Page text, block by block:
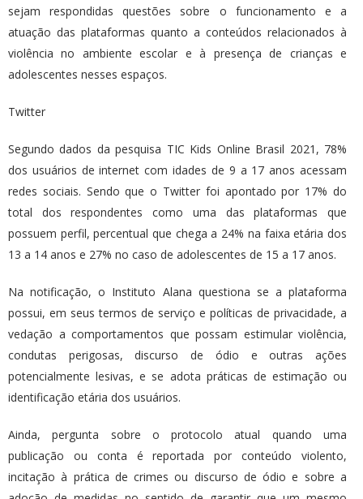
sejam respondidas questões sobre o funcionamento e a
atuação das plataformas quanto a conteúdos relacionados à
violência no ambiente escolar e à presença de crianças e
adolescentes nesses espaços.
Twitter
Segundo dados da pesquisa TIC Kids Online Brasil 2021, 78%
dos usuários de internet com idades de 9 a 17 anos acessam
redes sociais. Sendo que o Twitter foi apontado por 17% do
total dos respondentes como uma das plataformas que
possuem perfil, percentual que chega a 24% na faixa etária dos
13 a 14 anos e 27% no caso de adolescentes de 15 a 17 anos.
Na notificação, o Instituto Alana questiona se a plataforma
possui, em seus termos de serviço e políticas de privacidade, a
vedação a comportamentos que possam estimular violência,
condutas perigosas, discurso de ódio e outras ações
potencialmente lesivas, e se adota práticas de estimação ou
identificação etária dos usuários.
Ainda, pergunta sobre o protocolo atual quando uma
publicação ou conta é reportada por conteúdo violento,
incitação à prática de crimes ou discurso de ódio e sobre a